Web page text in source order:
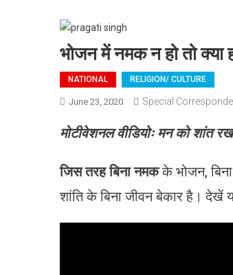
भोजन में नमक न हो तो क्या
NATIONAL RELIGION/ CULTURE
June 23, 2020 Special
मोटीवेशनल वीडियोः मन को शांत
जिस तरह बिना नमकके भोजन,
शांति के बिना जीवन बेकार है। देखें